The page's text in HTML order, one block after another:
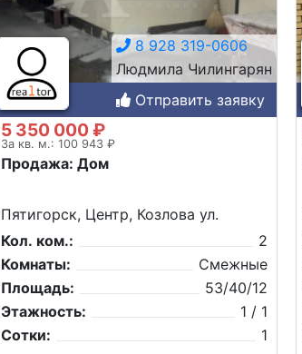
8 928 319-0606
Людмила Чилингарян
Отправить заявку
5 350 000 ₽
За кв. м.: 100 943 ₽
Продажа: Дом
Пятигорск, Центр, Козлова ул.
Кол. ком.:
2
Комнаты:
Смежные
Площадь:
53/40/12
Этажность:
1 / 1
Сотки:
1